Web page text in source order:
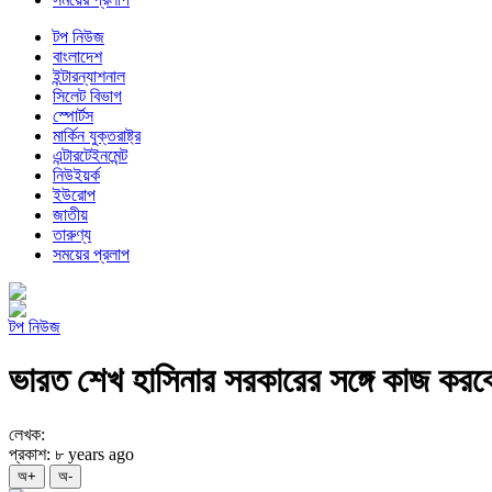
টপ নিউজ
বাংলাদেশ
ইন্টারন্যাশনাল
সিলেট বিভাগ
স্পোর্টস
মার্কিন যুক্তরাষ্ট্র
এন্টারটেইনমেন্ট
নিউইয়র্ক
ইউরোপ
জাতীয়
তারুণ্য
সময়ের প্রলাপ
টপ নিউজ
ভারত শেখ হাসিনার সরকারের সঙ্গে কাজ
লেখক:
প্রকাশ: ৮ years ago
অ+ অ-